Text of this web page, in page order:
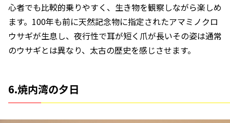
心者でも比較的乗りやすく、生き物を観察しながら楽しめ
ます。100年も前に天然記念物に指定されたアマミノクロ
ウサギが生息し、夜行性で耳が短く爪が長いその姿は通常
のウサギとは異なり、太古の歴史を感じさせます。
6.焼内湾の夕日